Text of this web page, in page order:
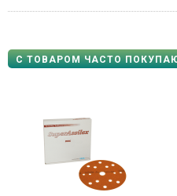
С ТОВАРОМ ЧАСТО